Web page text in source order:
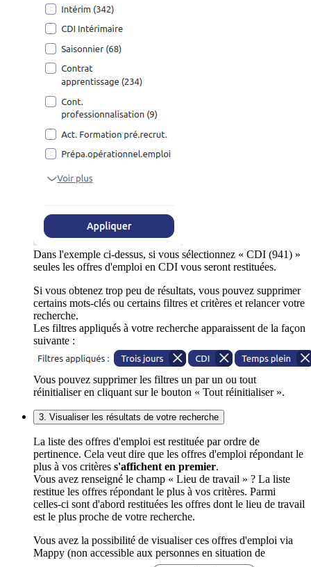
Dans l'exemple ci-dessus, si vous sélectionnez « CDI (941) »
seules les offres d'emploi en CDI vous seront restituées.
Si vous obtenez trop peu de résultats, vous pouvez supprimer
certains mots-clés ou certains filtres et critères et relancer votre
recherche.
Les filtres appliqués à votre recherche apparaissent de la façon
suivante :
Vous pouvez supprimer les filtres un par un ou tout
réinitialiser en cliquant sur le bouton « Tout réinitialiser ».
3. Visualiser les résultats de votre recherche
La liste des offres d'emploi est restituée par ordre de
pertinence. Cela veut dire que les offres d'emploi répondant le
plus à vos critères s'affichent en premier.
Vous avez renseigné le champ « Lieu de travail » ? La liste
restitue les offres répondant le plus à vos critères. Parmi
celles-ci sont d'abord restituées les offres dont le lieu de travail
est le plus proche de votre recherche.
Vous avez la possibilité de visualiser ces offres d'emploi via
Mappy (non accessible aux personnes en situation de